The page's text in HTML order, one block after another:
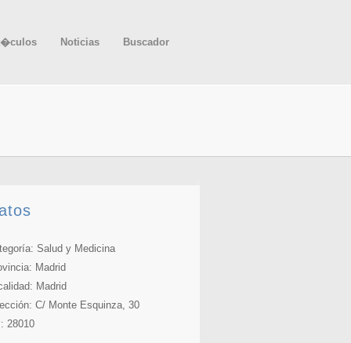
Noticias Buscador
Salud y Medicina
Madrid
Madrid
C/ Monte Esquinza, 30
28010